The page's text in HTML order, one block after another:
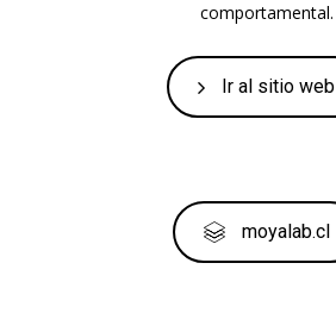
comportamental.
Ir al sitio web
moyalab.cl